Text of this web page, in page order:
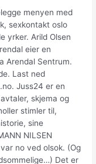
menyen med
sexkontakt oslo
yrker. Arild Olsen
eier en
Arendal Sentrum.
Last ned
Juss24 er en
skjema og
stimler til,
sine
NILSEN
no ved olsok. (Og
Det er